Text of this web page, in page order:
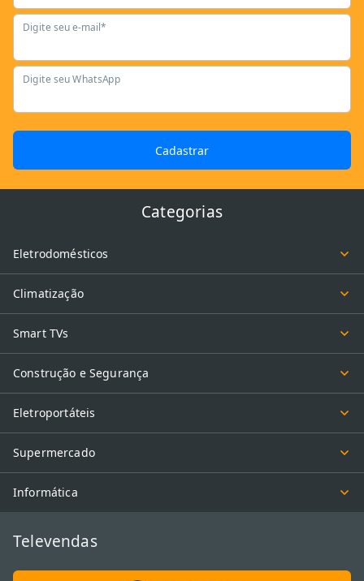
Digite seu e-mail*
Digite seu WhatsApp
Cadastrar
Categorias
Eletrodomésticos
Climatização
Smart TVs
Construção e Segurança
Eletroportáteis
Supermercado
Informática
Televendas